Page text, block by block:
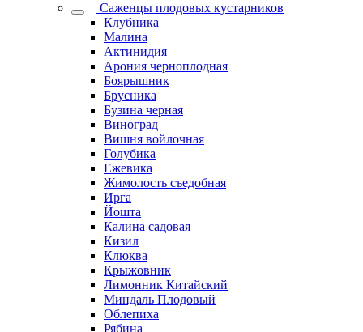
Саженцы плодовых кустарников
Клубника
Малина
Актинидия
Арония черноплодная
Боярышник
Брусника
Бузина черная
Виноград
Вишня войлочная
Голубика
Ежевика
Жимолость съедобная
Ирга
Йошта
Калина садовая
Кизил
Клюква
Крыжовник
Лимонник Китайский
Миндаль Плодовый
Облепиха
Рябина